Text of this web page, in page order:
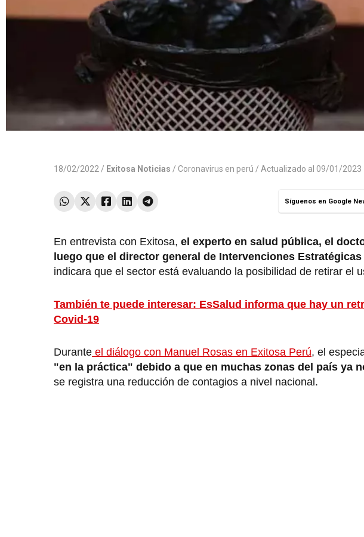
18/02/2022 / Exitosa Noticias / Coronavirus en perú / Actualizado al 09/01/2023
Síguenos en Google
En entrevista con Exitosa, el experto en salud pública, el
luego que el director general de Intervenciones
indicara que el sector está evaluando la posibilidad de retirar el
También te puede interesar: EsSalud informa que hay un
Covid-19
Durante el diálogo con Manuel Rosas en Exitosa Perú, el
"en la práctica" debido a que en muchas zonas del país ya
se registra una reducción de contagios a nivel nacional.